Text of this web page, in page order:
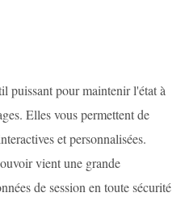
puissant pour maintenir l'état à
Elles vous permettent de
et personnalisées.
vient une grande
de session en toute sécurité